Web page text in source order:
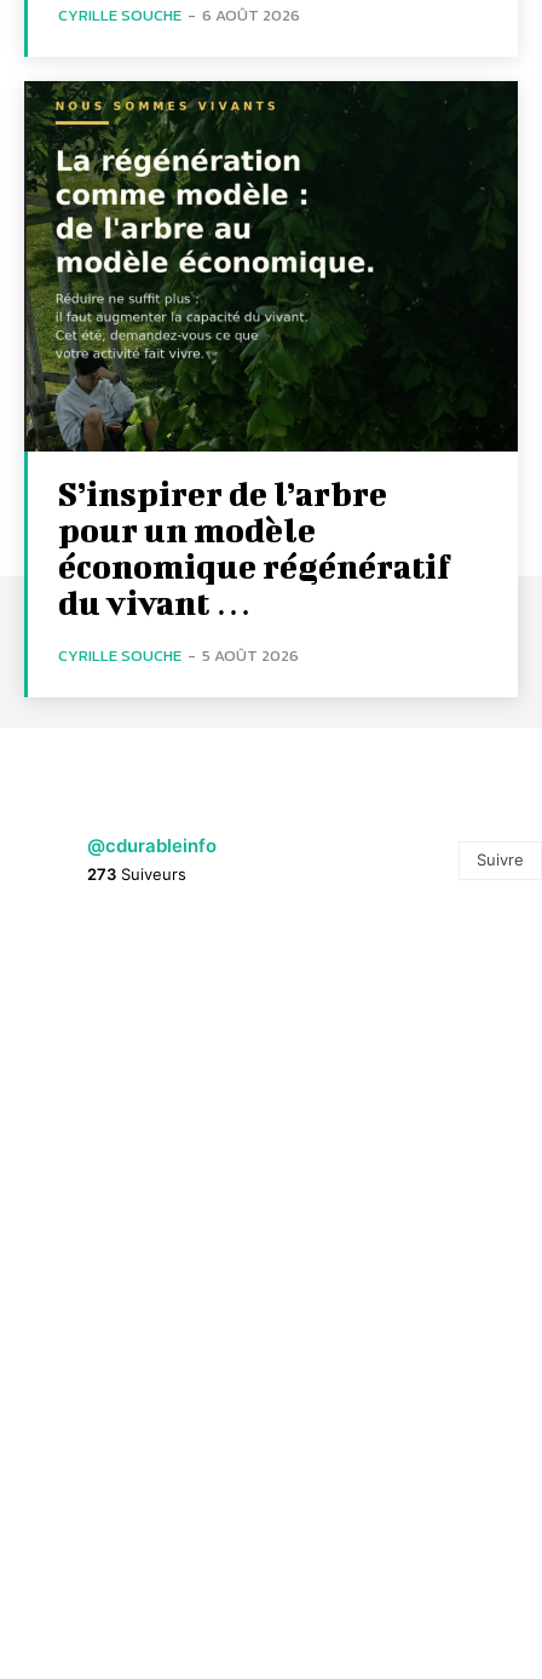
CYRILLE SOUCHE - 6 AOÛT 2026
S’inspirer de l’arbre
pour un modèle
économique régénératif
du vivant …
CYRILLE SOUCHE - 5 AOÛT 2026
@cdurableinfo
273 Suiveurs
Suivre